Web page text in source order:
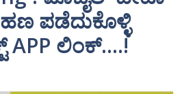
ಪಡೆದುಕೊಳ್ಳಿ
APP ಲಿಂಕ್….!